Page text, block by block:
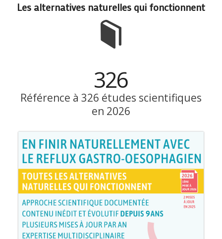
Les alternatives naturelles qui fonctionnent
326
Référence à 326 études scientifiques
en 2026